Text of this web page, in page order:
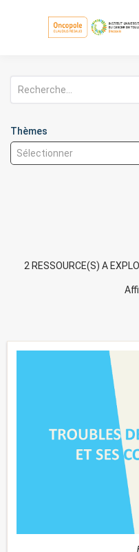
Rechercher
Thèmes
2 RESSOURCE(S) A